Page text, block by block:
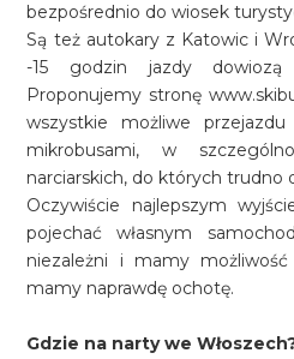
bezpośrednio do wiosek
Są też autokary z Katowic i
-15 godzin jazdy
Proponujemy stronę
wszystkie możliwe
mikrobusami, w
narciarskich, do których trudno
Oczywiście najlepszym
pojechać własnym
niezależni i mamy
mamy naprawdę ochotę.
Gdzie na narty we